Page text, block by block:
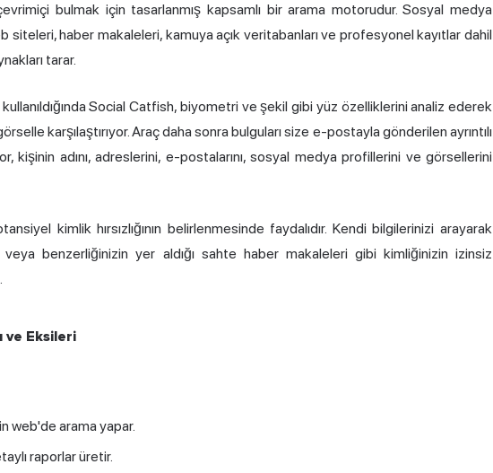
bulmak için tasarlanmış kapsamlı bir arama motorudur. Sosyal medya
haber makaleleri, kamuya açık veritabanları ve profesyonel kayıtlar dahil
tarar.
Social Catfish, biyometri ve şekil gibi yüz özelliklerini analiz ederek
karşılaştırıyor. Araç daha sonra bulguları size e-postayla gönderilen ayrıntılı
kişinin adını, adreslerini, e-postalarını, sosyal medya profillerini ve görsellerini
kimlik hırsızlığının belirlenmesinde faydalıdır. Kendi bilgilerinizi arayarak
benzerliğinizin yer aldığı sahte haber makaleleri gibi kimliğinizin izinsiz
ve Eksileri
web'de arama yapar.
raporlar üretir.